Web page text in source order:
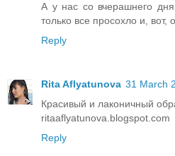
А у нас со вчерашнего
только все просохло и, вот,
Reply
Rita Aflyatunova 31 March
Красивый и лаконичный
ritaaflyatunova.blogspot.com
Reply